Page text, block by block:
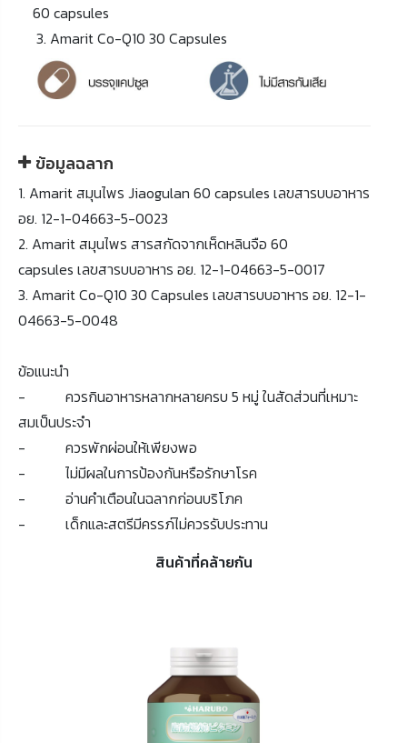
60 capsules
3. Amarit Co-Q10 30 Capsules
ข้อมูลฉลาก
1. Amarit สมุนไพร Jiaogulan 60 capsules เลขสารบบอาหาร
อย. 12-1-04663-5-0023
2. Amarit สมุนไพร สารสกัดจากเห็ดหลินจือ 60
capsules เลขสารบบอาหาร อย. 12-1-04663-5-0017
3. Amarit Co-Q10 30 Capsules เลขสารบบอาหาร อย. 12-1-
04663-5-0048
ข้อแนะนำ
- ควรกินอาหารหลากหลายครบ 5 หมู่ ในสัดส่วนที่เหมาะ
สมเป็นประจำ
- ควรพักผ่อนให้เพียงพอ
- ไม่มีผลในการป้องกันหรือรักษาโรค
- อ่านคำเตือนในฉลากก่อนบริโภค
- เด็กและสตรีมีครรภ์ไม่ควรรับประทาน
สินค้าที่คล้ายกัน